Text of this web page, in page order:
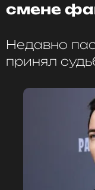
смене
Недавно
принял